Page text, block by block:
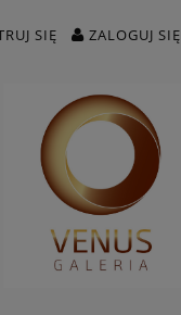
SIĘ ZALOGUJ SIĘ